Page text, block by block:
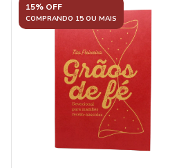
15% OFF
COMPRANDO 15 OU MAIS